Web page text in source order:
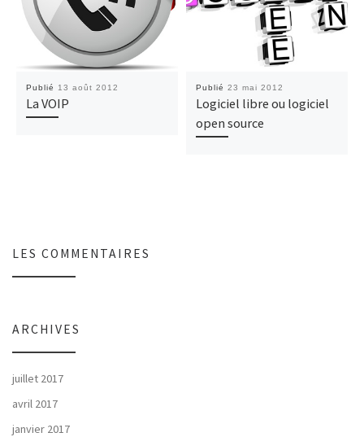
Publié 13 août 2012
La VOIP
Publié 23 mai 2012
Logiciel libre ou logiciel
open source
LES COMMENTAIRES
ARCHIVES
juillet 2017
avril 2017
janvier 2017